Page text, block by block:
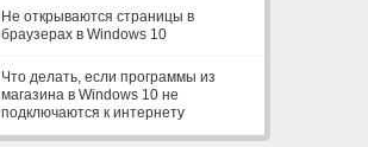
Не открываются страницы в
браузерах в Windows 10
Что делать, если программы из
магазина в Windows 10 не
подключаются к интернету